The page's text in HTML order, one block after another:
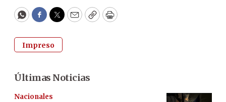
WhatsApp
Facebook
Twitter
EmailCopyPrint
Impreso
Últimas Noticias
Nacionales